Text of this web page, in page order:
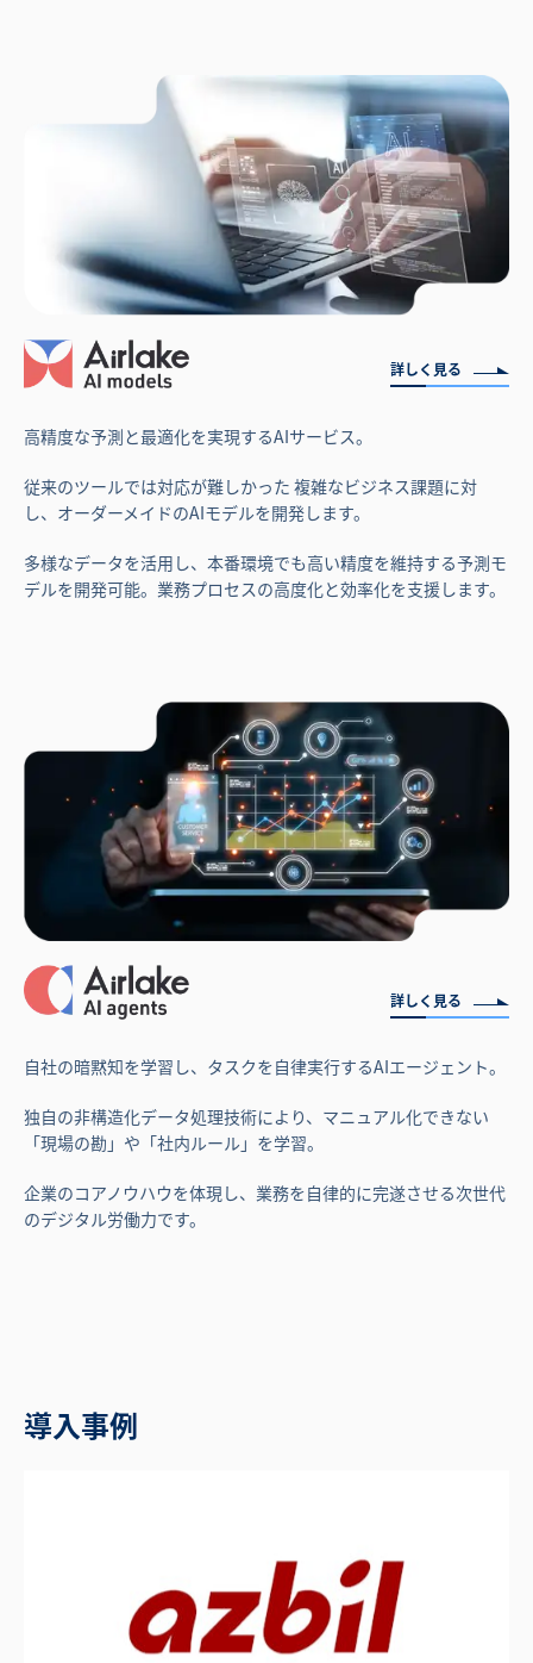
詳しく見る
高精度な予測と最適化を実現するAIサービス。
従来のツールでは対応が難しかった 複雑なビジネス課題に対
し、オーダーメイドのAIモデルを開発します。
多様なデータを活用し、本番環境でも高い精度を維持する予測モ
デルを開発可能。業務プロセスの高度化と効率化を支援します。
自社の暗黙知を学習し、タスクを自律実行するAIエージェント。
独自の非構造化データ処理技術により、マニュアル化できない
「現場の勘」や「社内ルール」を学習。
企業のコアノウハウを体現し、業務を自律的に完遂させる次世代
のデジタル労働力です。
詳しく見る
導入事例